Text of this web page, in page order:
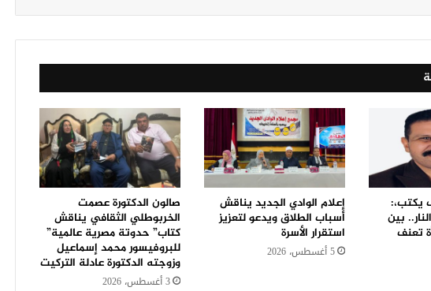
يكتب،:
بين
تعنف
إعلام الوادي الجديد يناقش
أسباب الطلاق ويدعو لتعزيز
استقرار الأسرة
5 أغسطس، 2026
صالون الدكتورة عصمت
الخربوطلي الثقافي يناقش
كتاب” حدوتة مصرية عالمية”
للبروفيسور محمد إسماعيل
وزوجته الدكتورة عادلة التركيت
3 أغسطس، 2026